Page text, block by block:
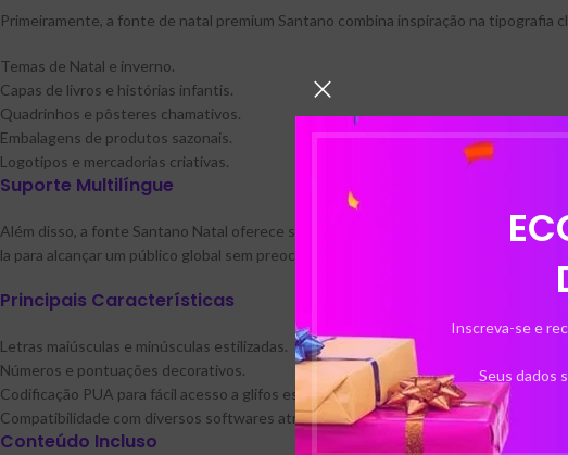
Inscreva-se e
Seus dados
Primeiramente, a fonte de natal premium Santano combina inspiração na
Temas de Natal e inverno.
Capas de livros e histórias infantis.
Quadrinhos e pôsteres chamativos.
Embalagens de produtos sazonais.
Logotipos e mercadorias criativas.
Suporte Multilíngue
Além disso, a fonte Santano Natal oferece suporte a uma ampla gama de idiomas,
la para alcançar um público global sem preocupações.
Principais Características
Letras maiúsculas e minúsculas estilizadas.
Números e pontuações decorativos.
Codificação PUA para fácil acesso a glifos especiais.
Compatibilidade com diversos softwares através dos formatos OTF e TTF.
Conteúdo Incluso